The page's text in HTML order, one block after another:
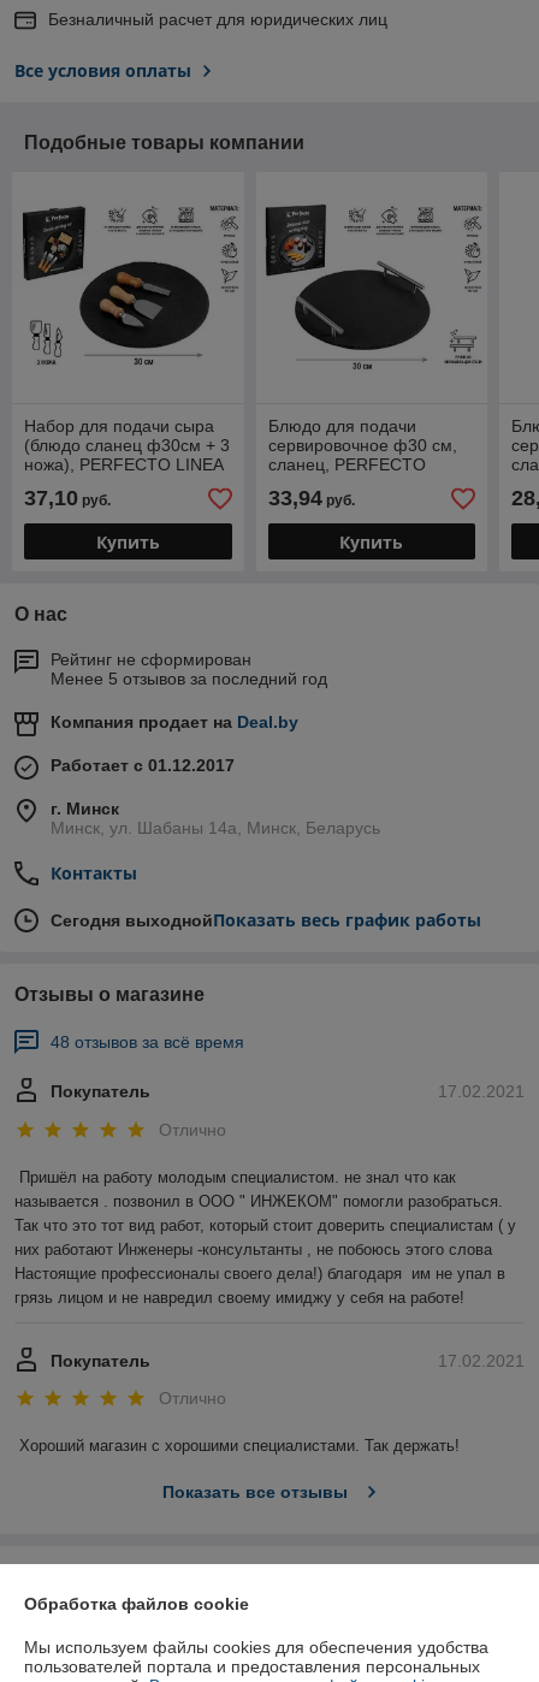
Безналичный расчет для юридических лиц
Все условия оплаты
Подобные товары компании
Набор для подачи сыра
(блюдо сланец ф30см + 3
ножа), PERFECTO LINEA
37,10 руб.
Купить
Блюдо для подачи
сервировочное ф30 см,
сланец, PERFECTO
33,94руб.
Купить
О нас
Рейтинг не сформирован
Менее 5 отзывов за последний год
Компания продает на Deal.by
Работает с 01.12.2017
г. Минск
Минск, ул. Шабаны 14а, Минск, Беларусь
Контакты
Сегодня выходнойПоказать весь график работы
Отзывы о магазине
48 отзывов за всё время
17.02.2021
Покупатель
Отлично
Пришёл на работу молодым специалистом. не знал что как
называется . позвонил в ООО " ИНЖЕКОМ" помогли разобраться.
Так что это тот вид работ, который стоит доверить специалистам ( у
них работают Инженеры -консультанты , не побоюсь этого слова
Настоящие профессионалы своего дела!) благодаря  им не упал в
грязь лицом и не навредил своему имиджу у себя на работе!
17.02.2021
Покупатель
Отлично
Хороший магазин с хорошими специалистами. Так держать!
Показать все отзывы
Обработка файлов cookie
Мы используем файлы cookies для обеспечения удобства
пользователей портала и предоставления персональных